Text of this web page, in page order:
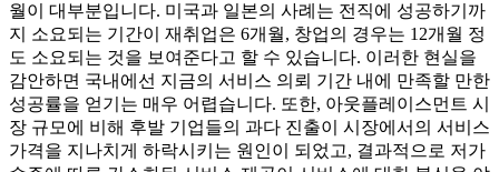
월이 대부분입니다. 미국과 일본의 사례는 전직에 성공하기까
지 소요되는 기간이 재취업은 6개월, 창업의 경우는 12개월 정
도 소요되는 것을 보여준다고 할 수 있습니다. 이러한 현실을
감안하면 국내에선 지금의 서비스 의뢰 기간 내에 만족할 만한
성공률을 얻기는 매우 어렵습니다. 또한, 아웃플레이스먼트 시
장 규모에 비해 후발 기업들의 과다 진출이 시장에서의 서비스
가격을 지나치게 하락시키는 원인이 되었고, 결과적으로 저가